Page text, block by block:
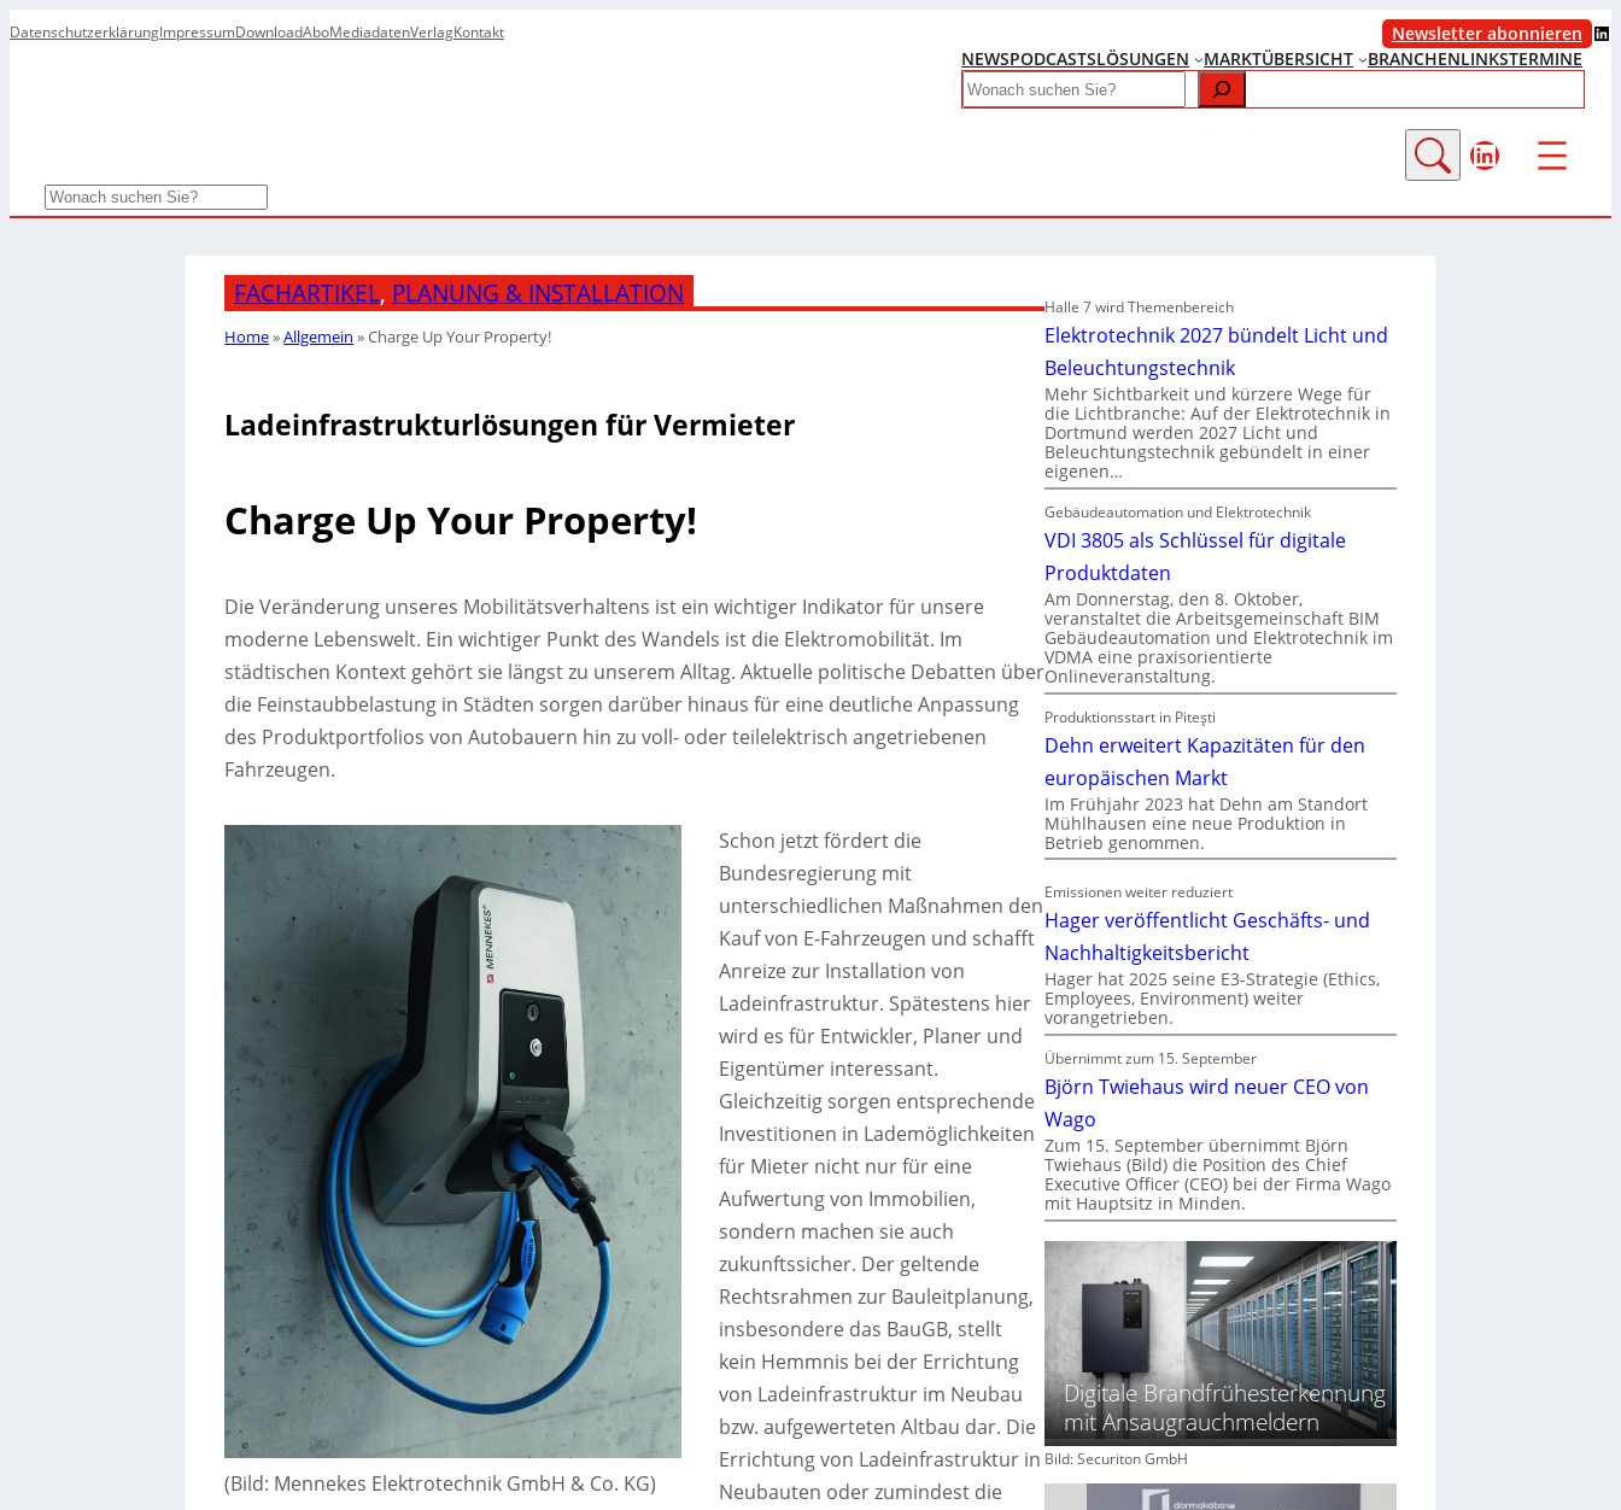
DatenschutzerklärungImpressumDownloadAboMediadatenVerlagKontakt Newsletter abonnieren LinkedIn
NEWSPODCASTSLÖSUNGEN MARKTÜBERSICHT BRANCHENLINKSTERMINE
Search
LinkedIn
Search
FACHARTIKEL, PLANUNG & INSTALLATION
Home»Allgemein »Charge Up Your Property!
Ladeinfrastrukturlösungen für Vermieter
Charge Up Your Property!
Die Veränderung unseres Mobilitätsverhaltens ist ein wichtiger Indikator für unsere
moderne Lebenswelt. Ein wichtiger Punkt des Wandels ist die Elektromobilität. Im
städtischen Kontext gehört sie längst zu unserem Alltag. Aktuelle politische Debatten über
die Feinstaubbelastung in Städten sorgen darüber hinaus für eine deutliche Anpassung
des Produktportfolios von Autobauern hin zu voll- oder teilelektrisch angetriebenen
Fahrzeugen.
(Bild: Mennekes Elektrotechnik GmbH & Co. KG)
Schon jetzt fördert die
Bundesregierung mit
unterschiedlichen Maßnahmen den
Kauf von E-Fahrzeugen und schafft
Anreize zur Installation von
Ladeinfrastruktur. Spätestens hier
wird es für Entwickler, Planer und
Eigentümer interessant.
Gleichzeitig sorgen entsprechende
Investitionen in Lademöglichkeiten
für Mieter nicht nur für eine
Aufwertung von Immobilien,
sondern machen sie auch
zukunftssicher. Der geltende
Rechtsrahmen zur Bauleitplanung,
insbesondere das BauGB, stellt
kein Hemmnis bei der Errichtung
von Ladeinfrastruktur im Neubau
bzw. aufgewerteten Altbau dar. Die
Errichtung von Ladeinfrastruktur in
Neubauten oder zumindest die
Halle 7 wird Themenbereich
Elektrotechnik 2027 bündelt Licht und
Beleuchtungstechnik
Mehr Sichtbarkeit und kürzere Wege für
die Lichtbranche: Auf der Elektrotechnik in
Dortmund werden 2027 Licht und
Beleuchtungstechnik gebündelt in einer
eigenen…
Gebäudeautomation und Elektrotechnik
VDI 3805 als Schlüssel für digitale
Produktdaten
Am Donnerstag, den 8. Oktober,
veranstaltet die Arbeitsgemeinschaft BIM
Gebäudeautomation und Elektrotechnik im
VDMA eine praxisorientierte
Onlineveranstaltung.
Produktionsstart in Piteşti
Dehn erweitert Kapazitäten für den
europäischen Markt
Im Frühjahr 2023 hat Dehn am Standort
Mühlhausen eine neue Produktion in
Betrieb genommen.
Emissionen weiter reduziert
Hager veröffentlicht Geschäfts- und
Nachhaltigkeitsbericht
Hager hat 2025 seine E3-Strategie (Ethics,
Employees, Environment) weiter
vorangetrieben.
Übernimmt zum 15. September
Björn Twiehaus wird neuer CEO von
Wago
Zum 15. September übernimmt Björn
Twiehaus (Bild) die Position des Chief
Executive Officer (CEO) bei der Firma Wago
mit Hauptsitz in Minden.
Digitale Brandfrühesterkennung
mit Ansaugrauchmeldern
Bild: Securiton GmbH